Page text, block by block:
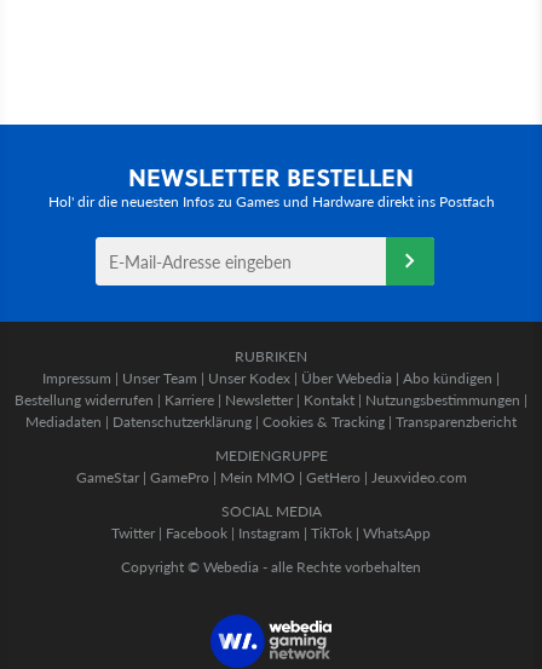
NEWSLETTER BESTELLEN
Hol' dir die neuesten Infos zu Games und Hardware direkt ins Postfach
RUBRIKEN
Impressum | Unser Team | Unser Kodex | Über Webedia | Abo kündigen |
Bestellung widerrufen | Karriere | Newsletter | Kontakt | Nutzungsbestimmungen |
Mediadaten | Datenschutzerklärung | Cookies & Tracking | Transparenzbericht
MEDIENGRUPPE
GameStar| GamePro | Mein MMO | GetHero | Jeuxvideo.com
SOCIAL MEDIA
Twitter | Facebook | Instagram | TikTok | WhatsApp
Copyright © Webedia - alle Rechte vorbehalten